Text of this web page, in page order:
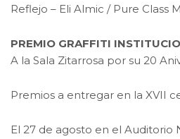
Reflejo – Eli Almic / Pure Class
PREMIO GRAFFITI
A la Sala Zitarrosa por su 20
Premios a entregar en la XVII
El 27 de agosto en el Auditorio